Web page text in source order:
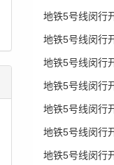
地铁5号线闵行
地铁5号线闵行
地铁5号线闵行
地铁5号线闵行
地铁5号线闵行
地铁5号线闵行
地铁5号线闵行